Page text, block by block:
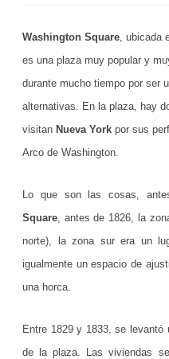
W
a
h
i
t
o
q
Washington Square, ubicada
es una plaza muy popular y
durante mucho tiempo por ser
alternativas. En la plaza, hay
visitan Nueva York por sus
Arco de Washington.
Lo que son las cosas,
Square, antes de 1826, la
norte), la zona sur era un
igualmente un espacio de
una horca.
Entre 1829 y 1833, se
de la plaza. Las viviendas